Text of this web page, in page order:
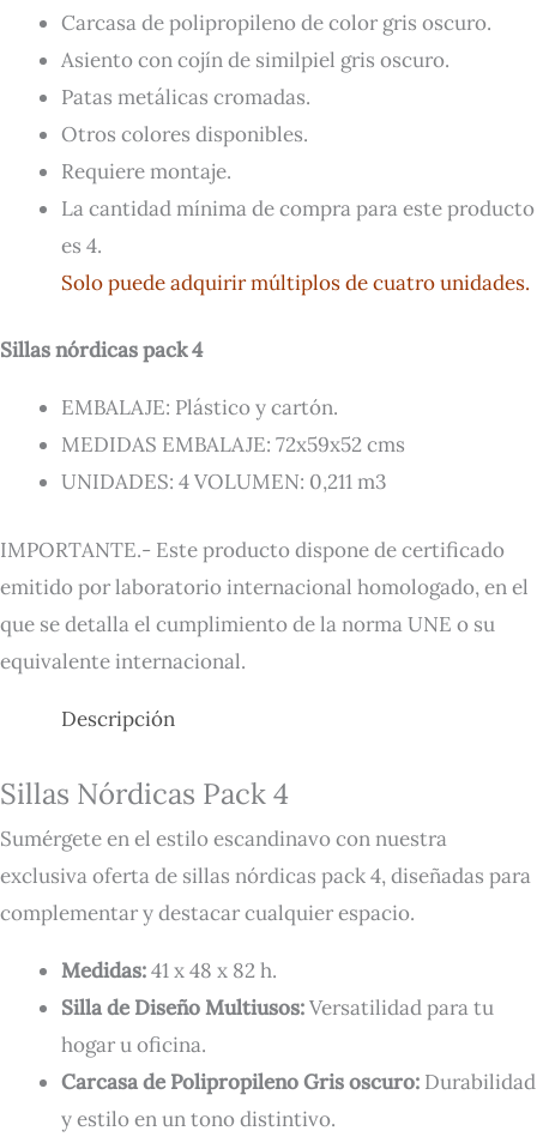
Carcasa de polipropileno de color gris oscuro.
Asiento con cojín de similpiel gris oscuro.
Patas metálicas cromadas.
Otros colores disponibles.
Requiere montaje.
La cantidad mínima de compra para este producto
es 4.
Solo puede adquirir múltiplos de cuatro unidades.
Sillas nórdicas pack 4
EMBALAJE: Plástico y cartón.
MEDIDAS EMBALAJE: 72x59x52 cms
UNIDADES: 4 VOLUMEN: 0,211 m3
IMPORTANTE.- Este producto dispone de certificado
emitido por laboratorio internacional homologado, en el
que se detalla el cumplimiento de la norma UNE o su
equivalente internacional.
Descripción
Sillas Nórdicas Pack 4
Sumérgete en el estilo escandinavo con nuestra
exclusiva oferta de sillas nórdicas pack 4, diseñadas para
complementar y destacar cualquier espacio.
Medidas:41 x 48 x 82 h.
Silla de Diseño Multiusos:Versatilidad para tu
hogar u oficina.
Carcasa de Polipropileno Gris oscuro: Durabilidad
y estilo en un tono distintivo.